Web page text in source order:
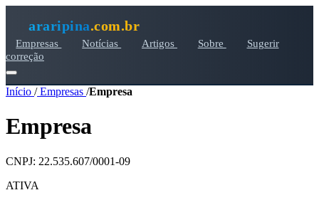
araripina.com.br
Empresas Notícias Artigos Sobre
Sugerir
correção
Início /Empresas /Empresa
Empresa
CNPJ: 22.535.607/0001-09
ATIVA